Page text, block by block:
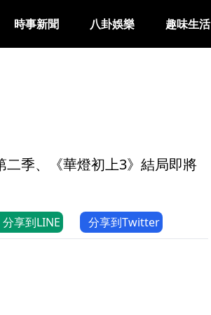
時事新聞 八卦娛樂 趣味生活
季、《華燈初上3》結局即將
分享到LINE 分享到Twitter